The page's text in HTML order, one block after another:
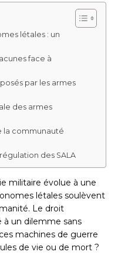
létales : un
face à
par les armes
des armes
la communauté
des SALA
militaire évolue à une
létales soulèvent
Le droit
un dilemme sans
machines de guerre
de vie ou de mort ?